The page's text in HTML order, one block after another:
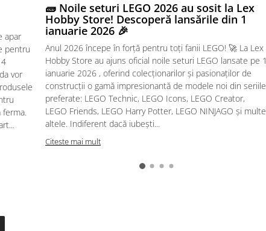
apar
pentru
vor
ferma.
🧱 Noile seturi LEGO 2026 au sosit la Lex
Hobby Store! Descoperă lansările din 1
ianuarie 2026 🎉
Anul 2026 începe în forță pentru toți fanii LEGO! 🚀 La Lex
Hobby Store au ajuns oficial noile seturi LEGO lansate pe 1
ianuarie 2026 , oferind colecționarilor și pasionaților de
construcții o gamă impresionantă de modele noi din seriile
preferate: LEGO Technic, LEGO Icons, LEGO Creator,
LEGO Friends, LEGO Harry Potter, LEGO NINJAGO și multe
altele. Indiferent dacă iubești...
Citeste mai mult